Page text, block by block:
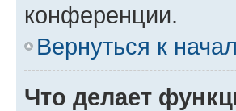
конференции.
Вернуться к
Что делает